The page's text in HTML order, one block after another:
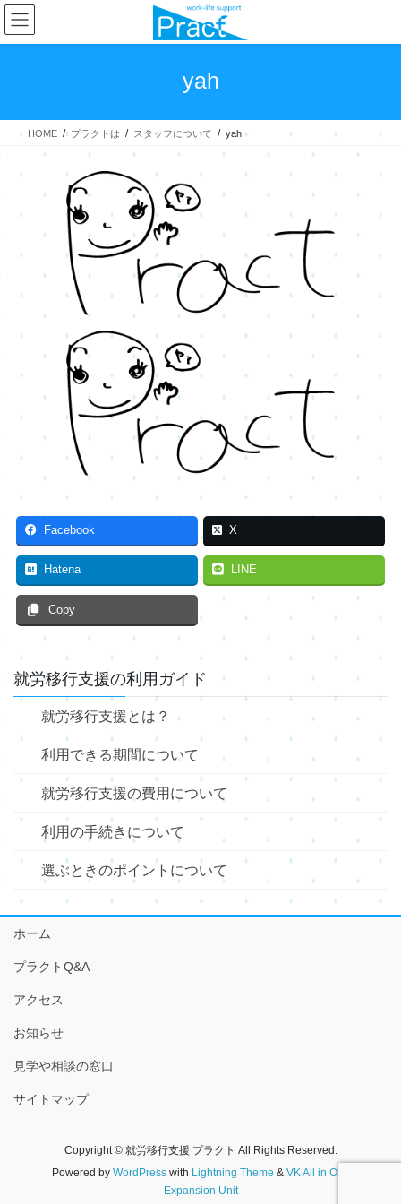
コ
ン
テ
ス
ナ
ビ
ゲ
ン
yah
HOME プラクトは スタッフについて yah
Facebook X
Hatena LINE
Copy
就労移行支援の利用ガイド
就労移行支援とは？
利用できる期間について
就労移行支援の費用について
利用の手続きについて
選ぶときのポイントについて
ホーム
プラクトQ&A
アクセス
お知らせ
見学や相談の窓口
サイトマップ
Copyright © 就労移行支援 プラクト All Rights Reserved.
Powered by WordPresswith Lightning Theme & VK All in One
Expansion Unit